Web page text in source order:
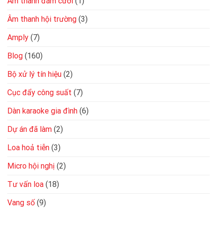
Âm thanh hội trường (3)
Amply (7)
Blog (160)
Bộ xử lý tín hiệu (2)
Cục đẩy công suất (7)
Dàn karaoke gia đình (6)
Dự án đã làm (2)
Loa hoả tiễn (3)
Micro hội nghị (2)
Tư vấn loa (18)
Vang số (9)